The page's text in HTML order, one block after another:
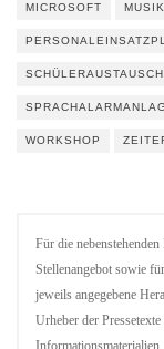
MICROSOFT MUSIK
SCHÜLERAUSTAUSCH
WORKSHOP
Für die
Stellenangebot sowie
jeweils angegebene
Urheber der